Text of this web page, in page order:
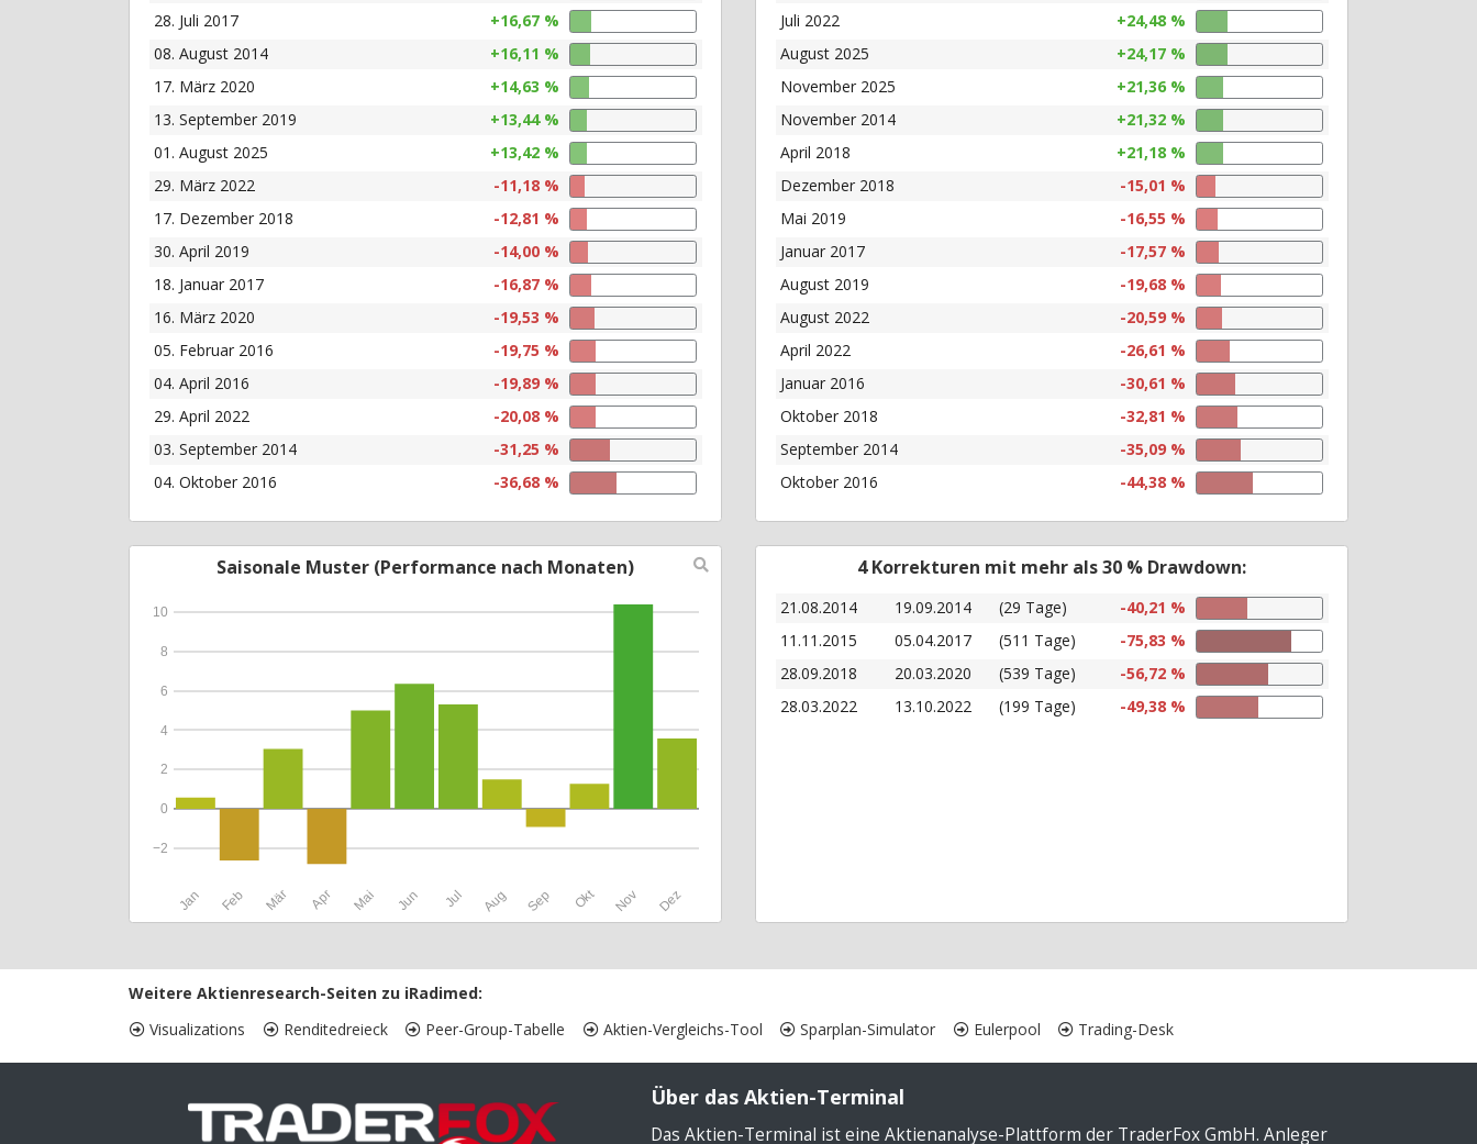
28. Juli 2017
+16,67 %
08. August 2014
+16,11 %
17. März 2020
+14,63 %
13. September 2019
+13,44 %
01. August 2025
+13,42 %
29. März 2022
-11,18 %
17. Dezember 2018
-12,81 %
30. April 2019
-14,00 %
18. Januar 2017
-16,87 %
16. März 2020
-19,53 %
05. Februar 2016
-19,75 %
04. April 2016
-19,89 %
29. April 2022
-20,08 %
03. September 2014
-31,25 %
04. Oktober 2016
-36,68 %
Juli 2022
+24,48 %
August 2025
+24,17 %
November 2025
+21,36 %
November 2014
+21,32 %
April 2018
+21,18 %
Dezember 2018
-15,01 %
Mai 2019
-16,55 %
Januar 2017
-17,57 %
August 2019
-19,68 %
August 2022
-20,59 %
April 2022
-26,61 %
Januar 2016
-30,61 %
Oktober 2018
-32,81 %
September 2014
-35,09 %
Oktober 2016
-44,38 %
Saisonale Muster (Performance nach Monaten)
Jan Feb Mär Apr Mai Jun Jul Aug Sep Okt Nov Dez
−2
0
2
4
6
8
10
4 Korrekturen mit mehr als 30 % Drawdown:
21.08.2014 19.09.2014 (29 Tage)
-40,21 %
11.11.2015
05.04.2017 (511 Tage)
-75,83 %
28.09.2018
20.03.2020 (539 Tage)
-56,72 %
28.03.2022
13.10.2022 (199 Tage) -49,38 %
Weitere Aktienresearch-Seiten zu iRadimed:
Visualizations
Renditedreieck Peer-Group-Tabelle Aktien-Vergleichs-Tool Sparplan-Simulator Eulerpool Trading-Desk
Über das Aktien-Terminal
Das Aktien-Terminal ist eine Aktienanalyse-Plattform der TraderFox GmbH. Anleger